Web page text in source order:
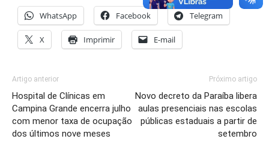
WhatsApp Facebook Telegram
X Imprimir E-mail
Artigo anterior
Hospital de Clínicas em
Campina Grande encerra julho
com menor taxa de ocupação
dos últimos nove meses
Próximo artigo
Novo decreto da Paraíba libera
aulas presenciais nas escolas
públicas estaduais a partir de
setembro